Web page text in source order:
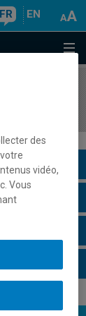
FR EN
des
vidéo,
Vous